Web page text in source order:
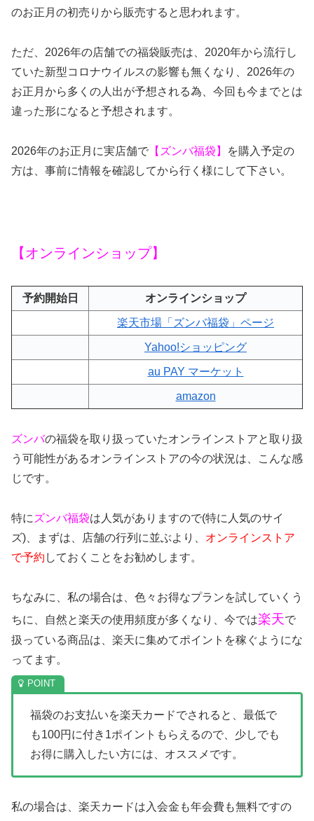
のお正月の初売りから販売すると思われます。
ただ、 2026年の店舗での福袋販売は、 2020年から流行し
ていた新型コロナウイルスの影響も無くなり、 2026年の
お正月から多くの人出が予想される為 、今回も今までとは
違った形になると予想されます。
2026年のお正月に実店舗で 【ズンバ福袋】
を購入予定の
方は、事前に情報を確認してから行く様にして下さい。
【オンラインショップ】
予約開始日 オンラインショップ
楽天市場「ズンバ福袋」ページ
Yahoo!ショッピング
au PAY マーケット
amazon
ズンバの福袋を取り扱っていたオンラインストアと取り扱
う可能性があるオンラインストアの今の状況は、こんな感
じです。
特に ズンバ福袋は人気がありますので(特に人気のサイ
ズ)、まずは、店舗の行列に並ぶより、 オンラインストア
で予約 しておくことをお勧めします。
ちなみに、私の場合は、色々お得なプランを試していくう
ちに、自然と楽天の使用頻度が多くなり、今では楽天で
扱っている商品は、楽天に集めてポイントを稼ぐようにな
ってます。
福袋のお支払いを楽天カードでされると、最低で
も100円に付き1ポイントもらえるので、少しでも
お得に購入したい方には、オススメです。
私の場合は、楽天カードは入会金も年会費も無料ですの